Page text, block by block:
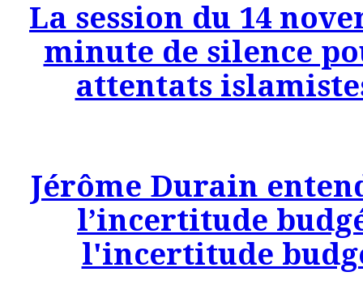
La session du 14
minute de silence
attentats
Jérôme Durain
l’incertitude
l'incertitude